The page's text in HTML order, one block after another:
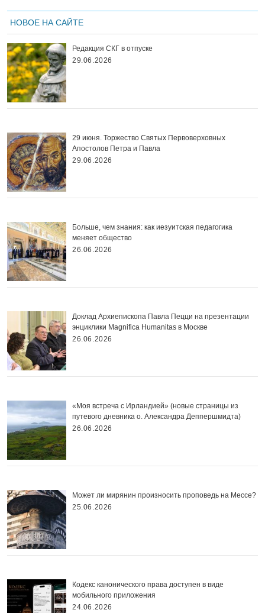
НОВОЕ НА САЙТЕ
Редакция СКГ в отпуске
29.06.2026
29 июня. Торжество Святых Первоверховных
Апостолов Петра и Павла
29.06.2026
Больше, чем знания: как иезуитская педагогика
меняет общество
26.06.2026
Доклад Архиепископа Павла Пецци на презентации
энциклики Magnifica Нumanitas в Москве
26.06.2026
«Моя встреча с Ирландией» (новые страницы из
путевого дневника о. Александра Деппершмидта)
26.06.2026
Может ли мирянин произносить проповедь на Мессе?
25.06.2026
Кодекс канонического права доступен в виде
мобильного приложения
24.06.2026